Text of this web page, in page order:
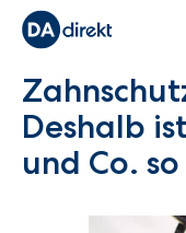
Deshalb
und Co.